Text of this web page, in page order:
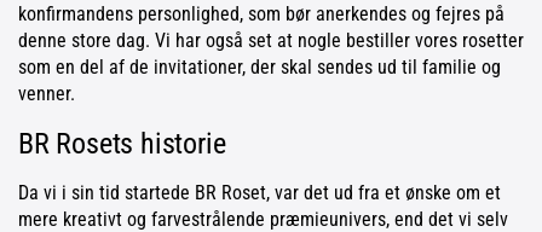
konfirmandens personlighed, som bør anerkendes og fejres på
denne store dag. Vi har også set at nogle bestiller vores rosetter
som en del af de invitationer, der skal sendes ud til familie og
venner.
BR Rosets historie
Da vi i sin tid startede BR Roset, var det ud fra et ønske om et
mere kreativt og farvestrålende præmieunivers, end det vi selv